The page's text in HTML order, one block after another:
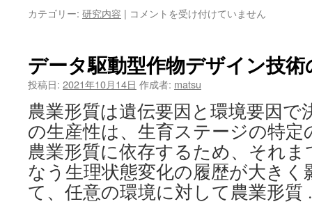
カテゴリー: 研究内容 | 研
容
は
コメントを受け付けていません
データ駆動型作物デザイン技術
投稿日: 2021年10月14日 作成者: matsu
農業形質は遺伝要因と環境要因で
の生産性は、生育ステージの特
農業形質に依存するため、それ
なう生理状態変化の履歴が大きく
て、任意の環境に対して農業形